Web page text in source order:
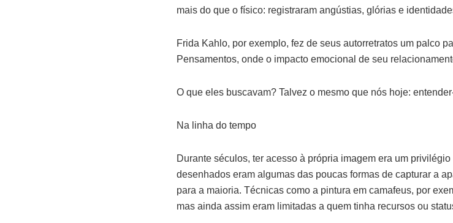
mais do que o físico: registraram angústias, glórias e
Frida Kahlo, por exemplo, fez de seus autorretratos um palco
Pensamentos, onde o impacto emocional de seu
O que eles buscavam? Talvez o mesmo que nós hoje:
Na linha do tempo
Durante séculos, ter acesso à própria imagem era um
desenhados eram algumas das poucas formas de capturar a
para a maioria. Técnicas como a pintura em camafeus, por
mas ainda assim eram limitadas a quem tinha recursos ou